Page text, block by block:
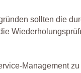
sollten die
Management